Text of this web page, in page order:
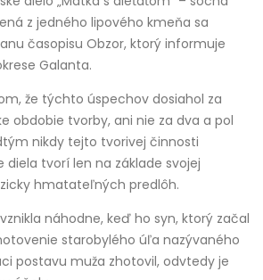
z jedného lipového kmeňa sa
časopisu Obzor, ktorý informuje
Galanta.
že týchto úspechov dosiahol za
obdobie tvorby, ani nie za dva a pol
nikdy tejto tvorivej činnosti
diela tvorí len na základe svojej
hmatateľných predlôh.
náhodne, keď ho syn, ktorý začal
starobylého úľa nazývaného
postavu muža zhotovil, odvtedy je